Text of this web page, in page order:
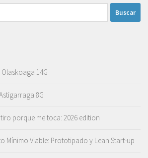
14G
8G
porque me toca: 2026 edition
Mínimo Viable: Prototipado y Lean Start-up